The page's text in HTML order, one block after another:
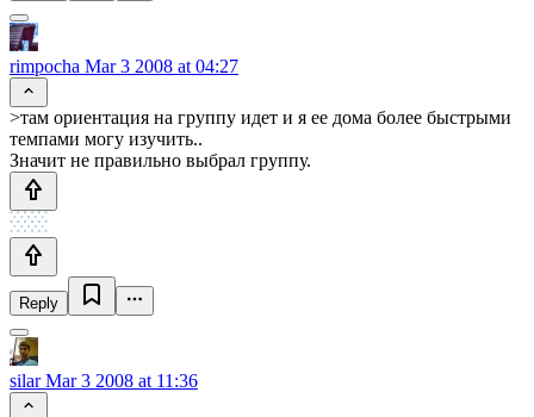
rimpocha Mar 3 2008 at 04:27
>там ориентация на группу идет и я ее дома более быстрыми
темпами могу изучить..
Значит не правильно выбрал группу.
Reply
silarMar 3 2008 at 11:36